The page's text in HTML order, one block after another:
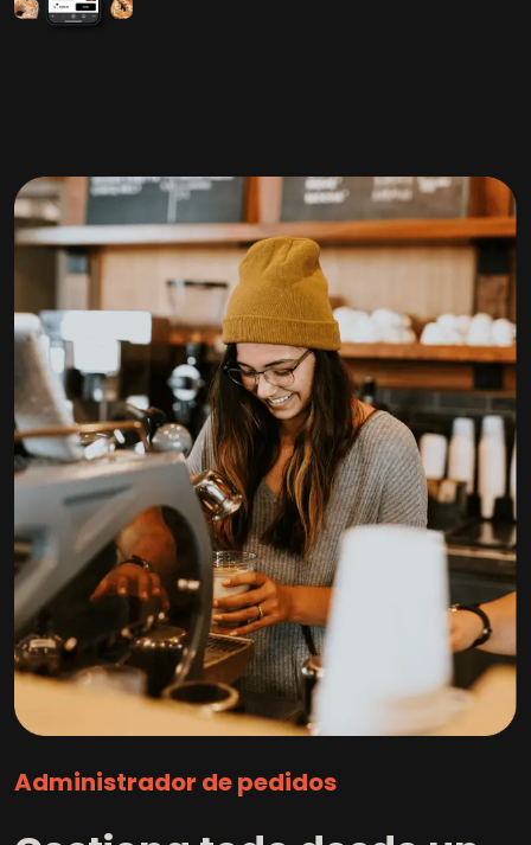
Administrador de pedidos